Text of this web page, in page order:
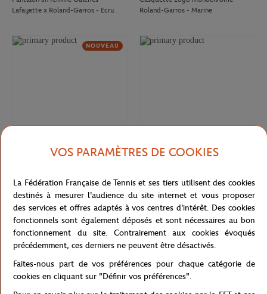
Lafayette x Roland-Garros - Ecru
Roland-Garros - Marine
NOUVEAU
Drap de plage officiel joueur•se
Roland-Garros 2026 - Multicolor
T-shirt Chic femme Galeries
Lafayette x Roland-Garros - Blanc
NOUVEAU
VOS PARAMÈTRES DE COOKIES
La Fédération Française de Tennis et ses tiers utilisent des cookies
destinés à mesurer l'audience du site internet et vous proposer
des services et offres adaptés à vos centres d'intérêt. Des cookies
fonctionnels sont également déposés et sont nécessaires au bon
fonctionnement du site. Contrairement aux cookies évoqués
précédemment, ces derniers ne peuvent être désactivés.
Faites-nous part de vos préférences pour chaque catégorie de
cookies en cliquant sur "Définir vos préférences".